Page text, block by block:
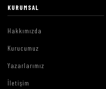
KURUMSAL
Hakkımızda
Kurucumuz
Yazarlarımız
İletişim